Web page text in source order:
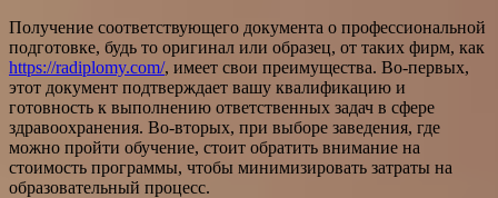
Получение соответствующего документа о профессиональной
подготовке, будь то оригинал или образец, от таких фирм, как
https://radiplomy.com/, имеет свои преимущества. Во-первых,
этот документ подтверждает вашу квалификацию и
готовность к выполнению ответственных задач в сфере
здравоохранения. Во-вторых, при выборе заведения, где
можно пройти обучение, стоит обратить внимание на
стоимость программы, чтобы минимизировать затраты на
образовательный процесс.